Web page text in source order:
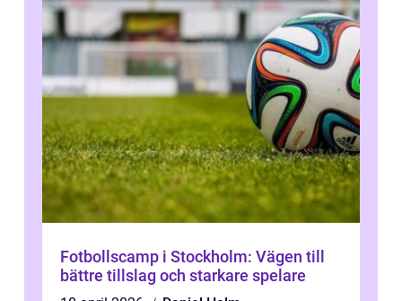
Fotbollscamp i Stockholm: Vägen till
bättre tillslag och starkare spelare